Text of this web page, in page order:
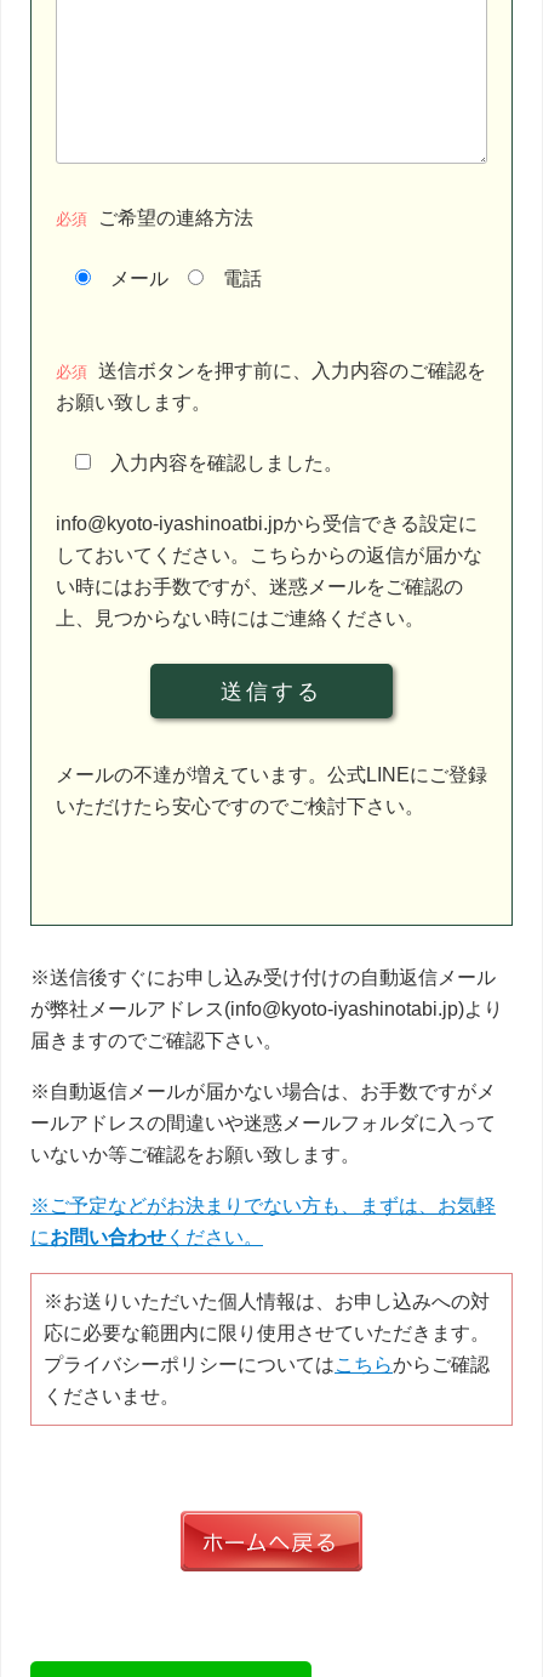
必須 ご希望の連絡方法
メール 電話
の
フ
ー
ド
は
空
の
て
く
必須 送信ボタンを押す前に、入力内容のご確認を
お願い致します。
入力内容を確認しました。
info@kyoto-iyashinoatbi.jpから受信できる設定に
しておいてください。こちらからの返信が届かな
い時にはお手数ですが、迷惑メールをご確認の
上、見つからない時にはご連絡ください。
メールの不達が増えています。公式LINEにご登録
いただけたら安心ですのでご検討下さい。
※送信後すぐにお申し込み受け付けの自動返信メール
が弊社メールアドレス(info@kyoto-iyashinotabi.jp)より
届きますのでご確認下さい。
※自動返信メールが届かない場合は、お手数ですがメ
ールアドレスの間違いや迷惑メールフォルダに入って
いないか等ご確認をお願い致します。
※ご予定などがお決まりでない方も、まずは、お気軽
にお問い合わせ ください。
※お送りいただいた個人情報は、お申し込みへの対
応に必要な範囲内に限り使用させていただきます。
プライバシーポリシーについてはこちらからご確認
くださいませ。